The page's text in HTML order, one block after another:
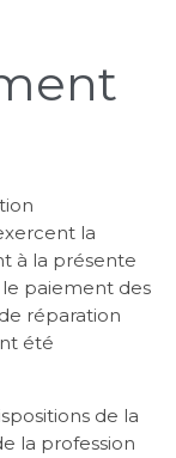
la
à la présente
paiement des
réparation
été
de la
la profession